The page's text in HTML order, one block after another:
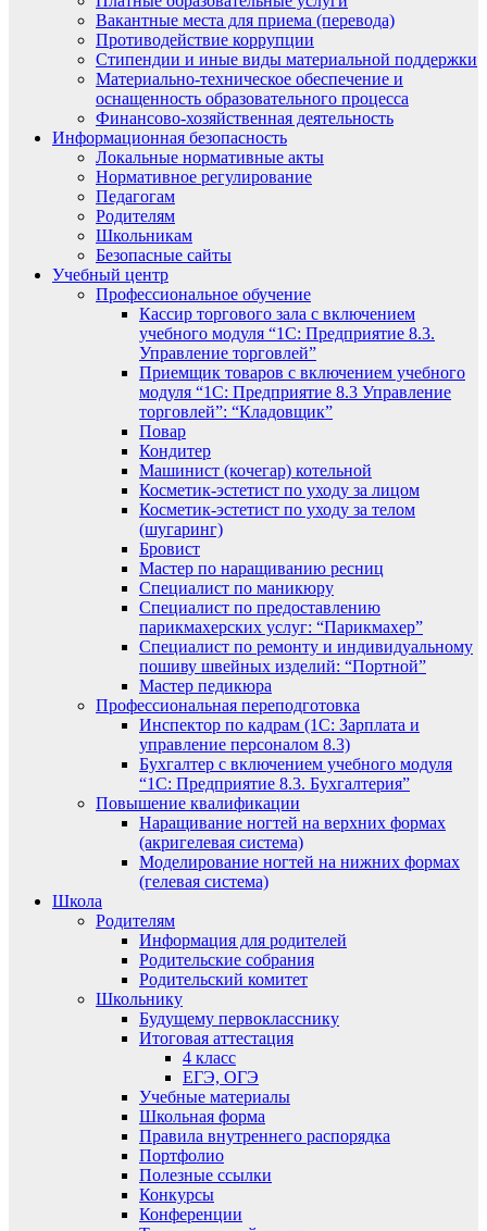
Вакантные места для приема (перевода)
Противодействие коррупции
Стипендии и иные виды материальной поддержки
Материально-техническое обеспечение и
оснащенность образовательного процесса
Финансово-хозяйственная деятельность
Информационная безопасность
Локальные нормативные акты
Нормативное регулирование
Педагогам
Родителям
Школьникам
Безопасные сайты
Учебный центр
Профессиональное обучение
Кассир торгового зала с включением
учебного модуля “1С: Предприятие 8.3.
Управление торговлей”
Приемщик товаров с включением учебного
модуля “1С: Предприятие 8.3 Управление
торговлей”: “Кладовщик”
Повар
Кондитер
Машинист (кочегар) котельной
Косметик-эстетист по уходу за лицом
Косметик-эстетист по уходу за телом
(шугаринг)
Бровист
Мастер по наращиванию ресниц
Специалист по маникюру
Специалист по предоставлению
парикмахерских услуг: “Парикмахер”
Специалист по ремонту и индивидуальному
пошиву швейных изделий: “Портной”
Мастер педикюра
Профессиональная переподготовка
Инспектор по кадрам (1С: Зарплата и
управление персоналом 8.3)
Бухгалтер с включением учебного модуля
“1С: Предприятие 8.3. Бухгалтерия”
Повышение квалификации
Наращивание ногтей на верхних формах
(акригелевая система)
Моделирование ногтей на нижних формах
(гелевая система)
Школа
Родителям
Информация для родителей
Родительские собрания
Родительский комитет
Школьнику
Будущему первокласснику
Итоговая аттестация
4 класс
ЕГЭ, ОГЭ
Учебные материалы
Школьная форма
Правила внутреннего распорядка
Портфолио
Полезные ссылки
Конкурсы
Конференции